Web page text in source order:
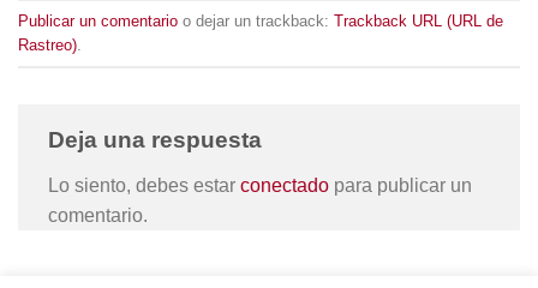
Publicar un comentario o dejar un trackback: Trackback URL (URL de
Rastreo)
Deja una respuesta
Lo siento, debes estar conectado para publicar un
comentario.